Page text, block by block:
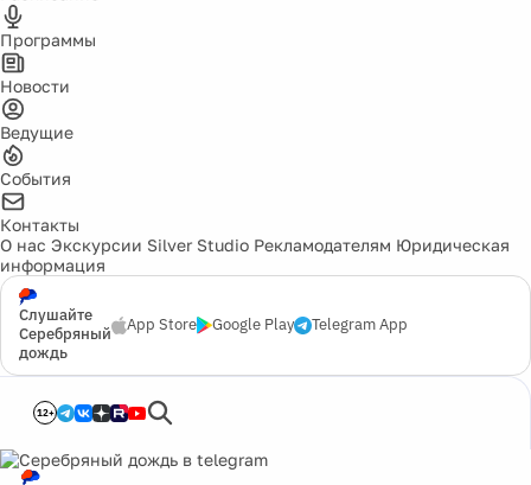
Программы
Новости
Ведущие
События
Контакты
О нас Экскурсии Silver Studio Рекламодателям Юридическая
информация
Слушайте
Серебряный
дождь
App Store Google Play Telegram App
12+